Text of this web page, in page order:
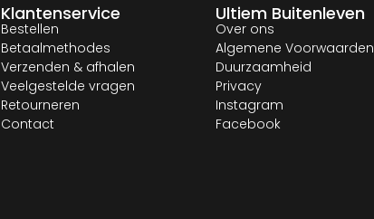
Klantenservice
Bestellen
Betaalmethodes
Verzenden & afhalen
Veelgestelde vragen
Retourneren
Contact
Ultiem Buitenleven
Over ons
Algemene Voorwaarden
Duurzaamheid
Privacy
Instagram
Facebook